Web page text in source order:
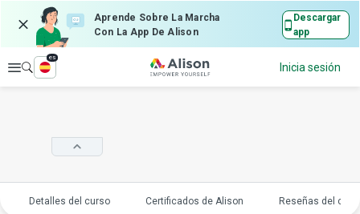
Aprende Sobre La Marcha
Con La App De Alison
Descargar
app
Explorar
es
Inicia sesión
Detalles del curso Certificados de Alison Reseñas del